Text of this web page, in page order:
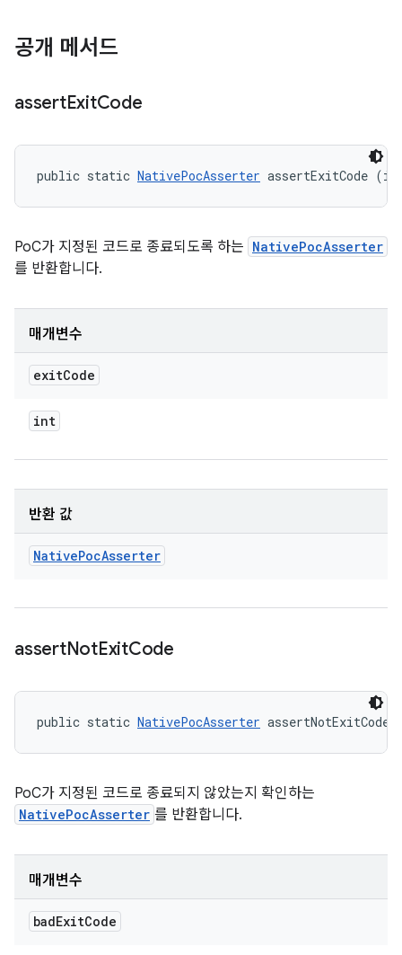
공개 메서드
assertExitCode
public static NativePocAsserter assertExitCode
PoC가 지정된 코드로 종료되도록 하는 NativePocAsserter
를 반환합니다.
매개변수
exitCode
int
반환 값
NativePocAsserter
assertNotExitCode
public static NativePocAsserter
PoC가 지정된 코드로 종료되지 않았는지 확인하는
NativePocAsserter 를 반환합니다.
매개변수
badExitCode